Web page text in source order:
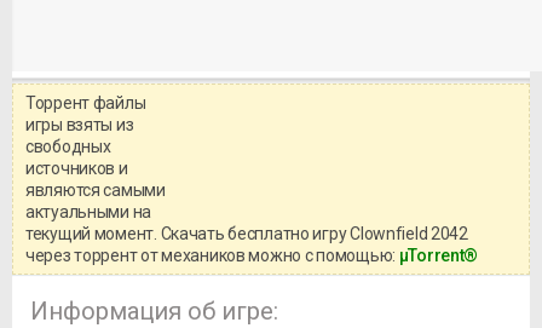
Торрент файлы
игры взяты из
свободных
источников и
являются самыми
актуальными на
текущий момент. Скачать бесплатно игру Clownfield 2042
через торрент от механиков можно с помощью: μTorrent®
Информация об игре: